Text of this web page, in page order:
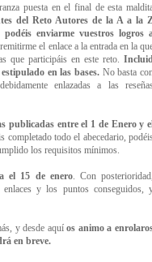
puesta en el final de esta
del Reto Autores de la A a la
enviarme vuestros logros
el enlace a la entrada en la
que participáis en este reto. Incluid
en las bases.No basta
enlazadas a las
publicadas entre el 1 de Enero y
completado todo el abecedario,
los requisitos mínimos.
el 15 de enero. Con posterioridad,
enlaces y los puntos conseguidos,
y desde aquíos animo a
en breve.